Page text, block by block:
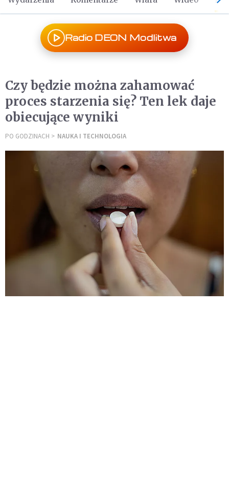
Radio DEON Modlitwa
Czy będzie można zahamować
proces starzenia się? Ten lek daje
obiecujące wyniki
PO GODZINACH NAUKA I TECHNOLOGIA